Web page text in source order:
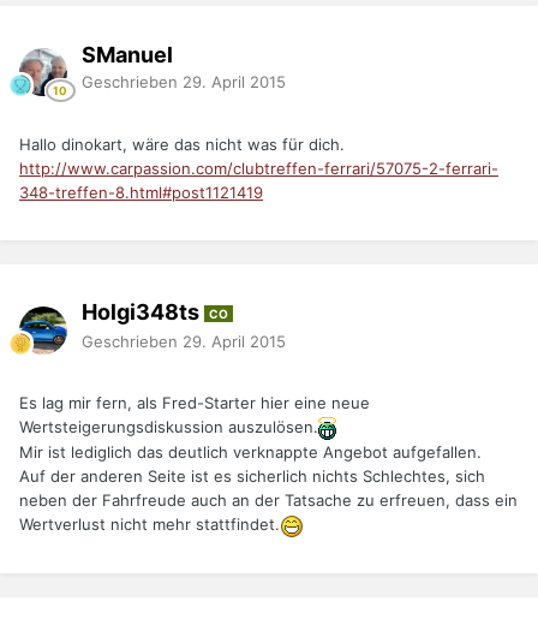
SManuel
Geschrieben 29. April 2015
Hallo dinokart, wäre das nicht was für dich.
http://www.carpassion.com/clubtreffen-ferrari/57075-2-ferrari-
348-treffen-8.html#post1121419
Holgi348ts CO
Geschrieben 29. April 2015
Es lag mir fern, als Fred-Starter hier eine neue
Wertsteigerungsdiskussion auszulösen.
Mir ist lediglich das deutlich verknappte Angebot aufgefallen.
Auf der anderen Seite ist es sicherlich nichts Schlechtes, sich
neben der Fahrfreude auch an der Tatsache zu erfreuen, dass ein
Wertverlust nicht mehr stattfindet.